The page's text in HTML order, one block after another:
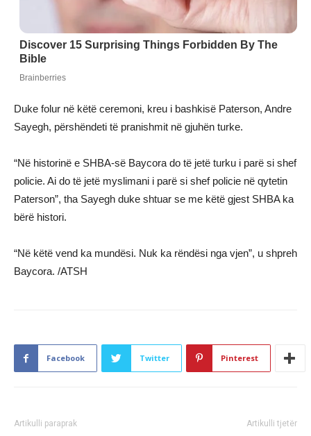
Duke folur në këtë ceremoni, kreu i bashkisë Paterson, Andre
Sayegh, përshëndeti të pranishmit në gjuhën turke.
“Në historinë e SHBA-së Baycora do të jetë turku i parë si shef
policie. Ai do të jetë myslimani i parë si shef policie në qytetin
Paterson”, tha Sayegh duke shtuar se me këtë gjest SHBA ka
bërë histori.
“Në këtë vend ka mundësi. Nuk ka rëndësi nga vjen”, u shpreh
Baycora. /ATSH
Facebook Twitter Pinterest
Artikulli paraprak Artikulli tjetër